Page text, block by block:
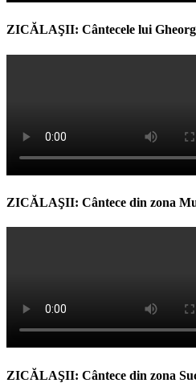
ZICĂLAŞII: Cântecele lui
ZICĂLAŞII: Cântece din zona
ZICĂLAŞII: Cântece din zona